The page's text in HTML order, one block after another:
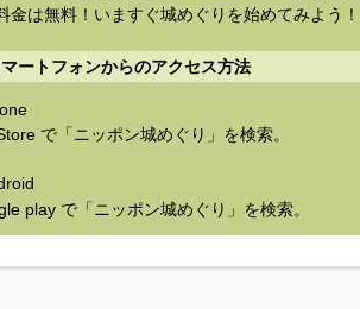
金は無料！いますぐ城めぐりを始めてみよう！
マートフォンからのアクセス方法
で「ニッポン城めぐり」を検索。
play で「ニッポン城めぐり」を検索。